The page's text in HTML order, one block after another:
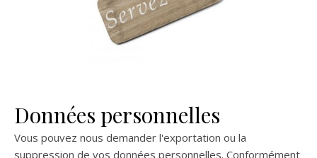
Données personnelles
Vous pouvez nous demander l'exportation ou la
suppression de vos données personnelles. Conformément